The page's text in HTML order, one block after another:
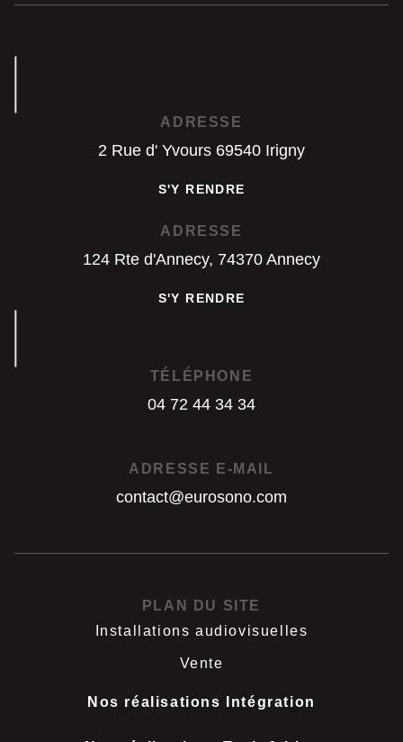
ADRESSE
2 Rue d' Yvours 69540 Irigny
S'Y RENDRE
ADRESSE
124 Rte d'Annecy, 74370 Annecy
S'Y RENDRE
TÉLÉPHONE
04 72 44 34 34
ADRESSE E-MAIL
contact@eurosono.com
PLAN DU SITE
Installations audiovisuelles
Vente
Nos réalisations Intégration